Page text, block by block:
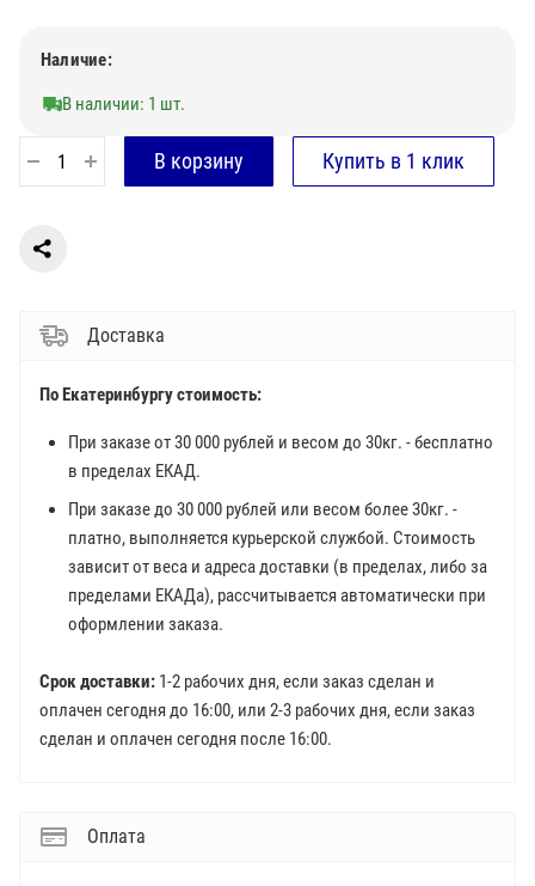
Наличие:
В наличии: 1 шт.
Доставка
По Екатеринбургу стоимость:
При заказе от 30 000 рублей и весом до 30кг. - бесплатно
в пределах ЕКАД.
При заказе до 30 000 рублей или весом более 30кг. -
платно, выполняется курьерской службой. Стоимость
зависит от веса и адреса доставки (в пределах, либо за
пределами ЕКАДа), рассчитывается автоматически при
оформлении заказа.
Срок доставки: 1-2 рабочих дня, если заказ сделан и
оплачен сегодня до 16:00, или 2-3 рабочих дня, если заказ
сделан и оплачен сегодня после 16:00.
Оплата